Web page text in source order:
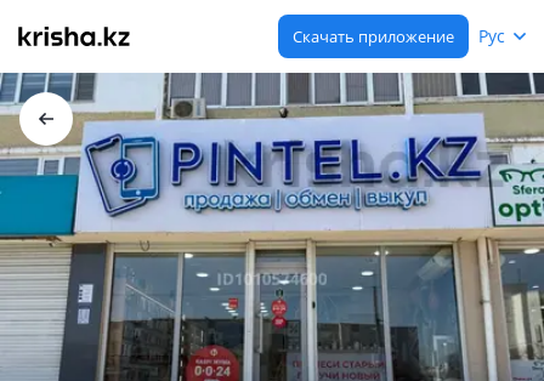
Скачать приложение Рус